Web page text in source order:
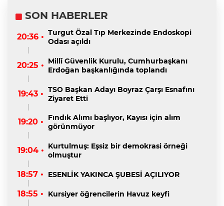
SON HABERLER
20:36 • Turgut Özal Tıp Merkezinde Endoskopi
Odası açıldı
20:25 • Millî Güvenlik Kurulu, Cumhurbaşkanı
Erdoğan başkanlığında toplandı
19:43 • TSO Başkan Adayı Boyraz Çarşı Esnafını
Ziyaret Etti
19:20 •
Fındık Alımı başlıyor, Kayısı için alım
görünmüyor
19:04 • Kurtulmuş: Eşsiz bir demokrasi örneği
olmuştur
18:57 • ESENLİK YAKINCA ŞUBESİ AÇILIYOR
18:55 • Kursiyer öğrencilerin Havuz keyfi